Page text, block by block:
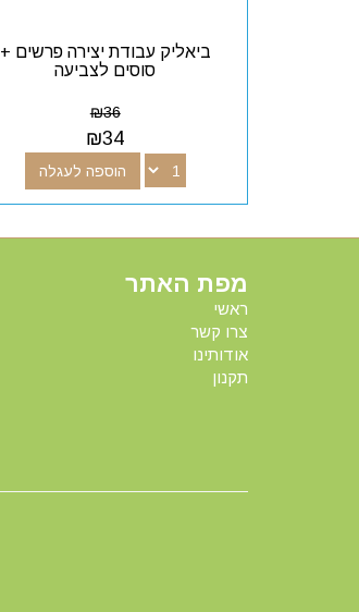
ביאליק עבודת יצירה פרשים +
סוסים לצביעה
₪36
₪34
הוספה לעגלה
מפת האתר
ראשי
צרו קשר
אודותינו
תקנון